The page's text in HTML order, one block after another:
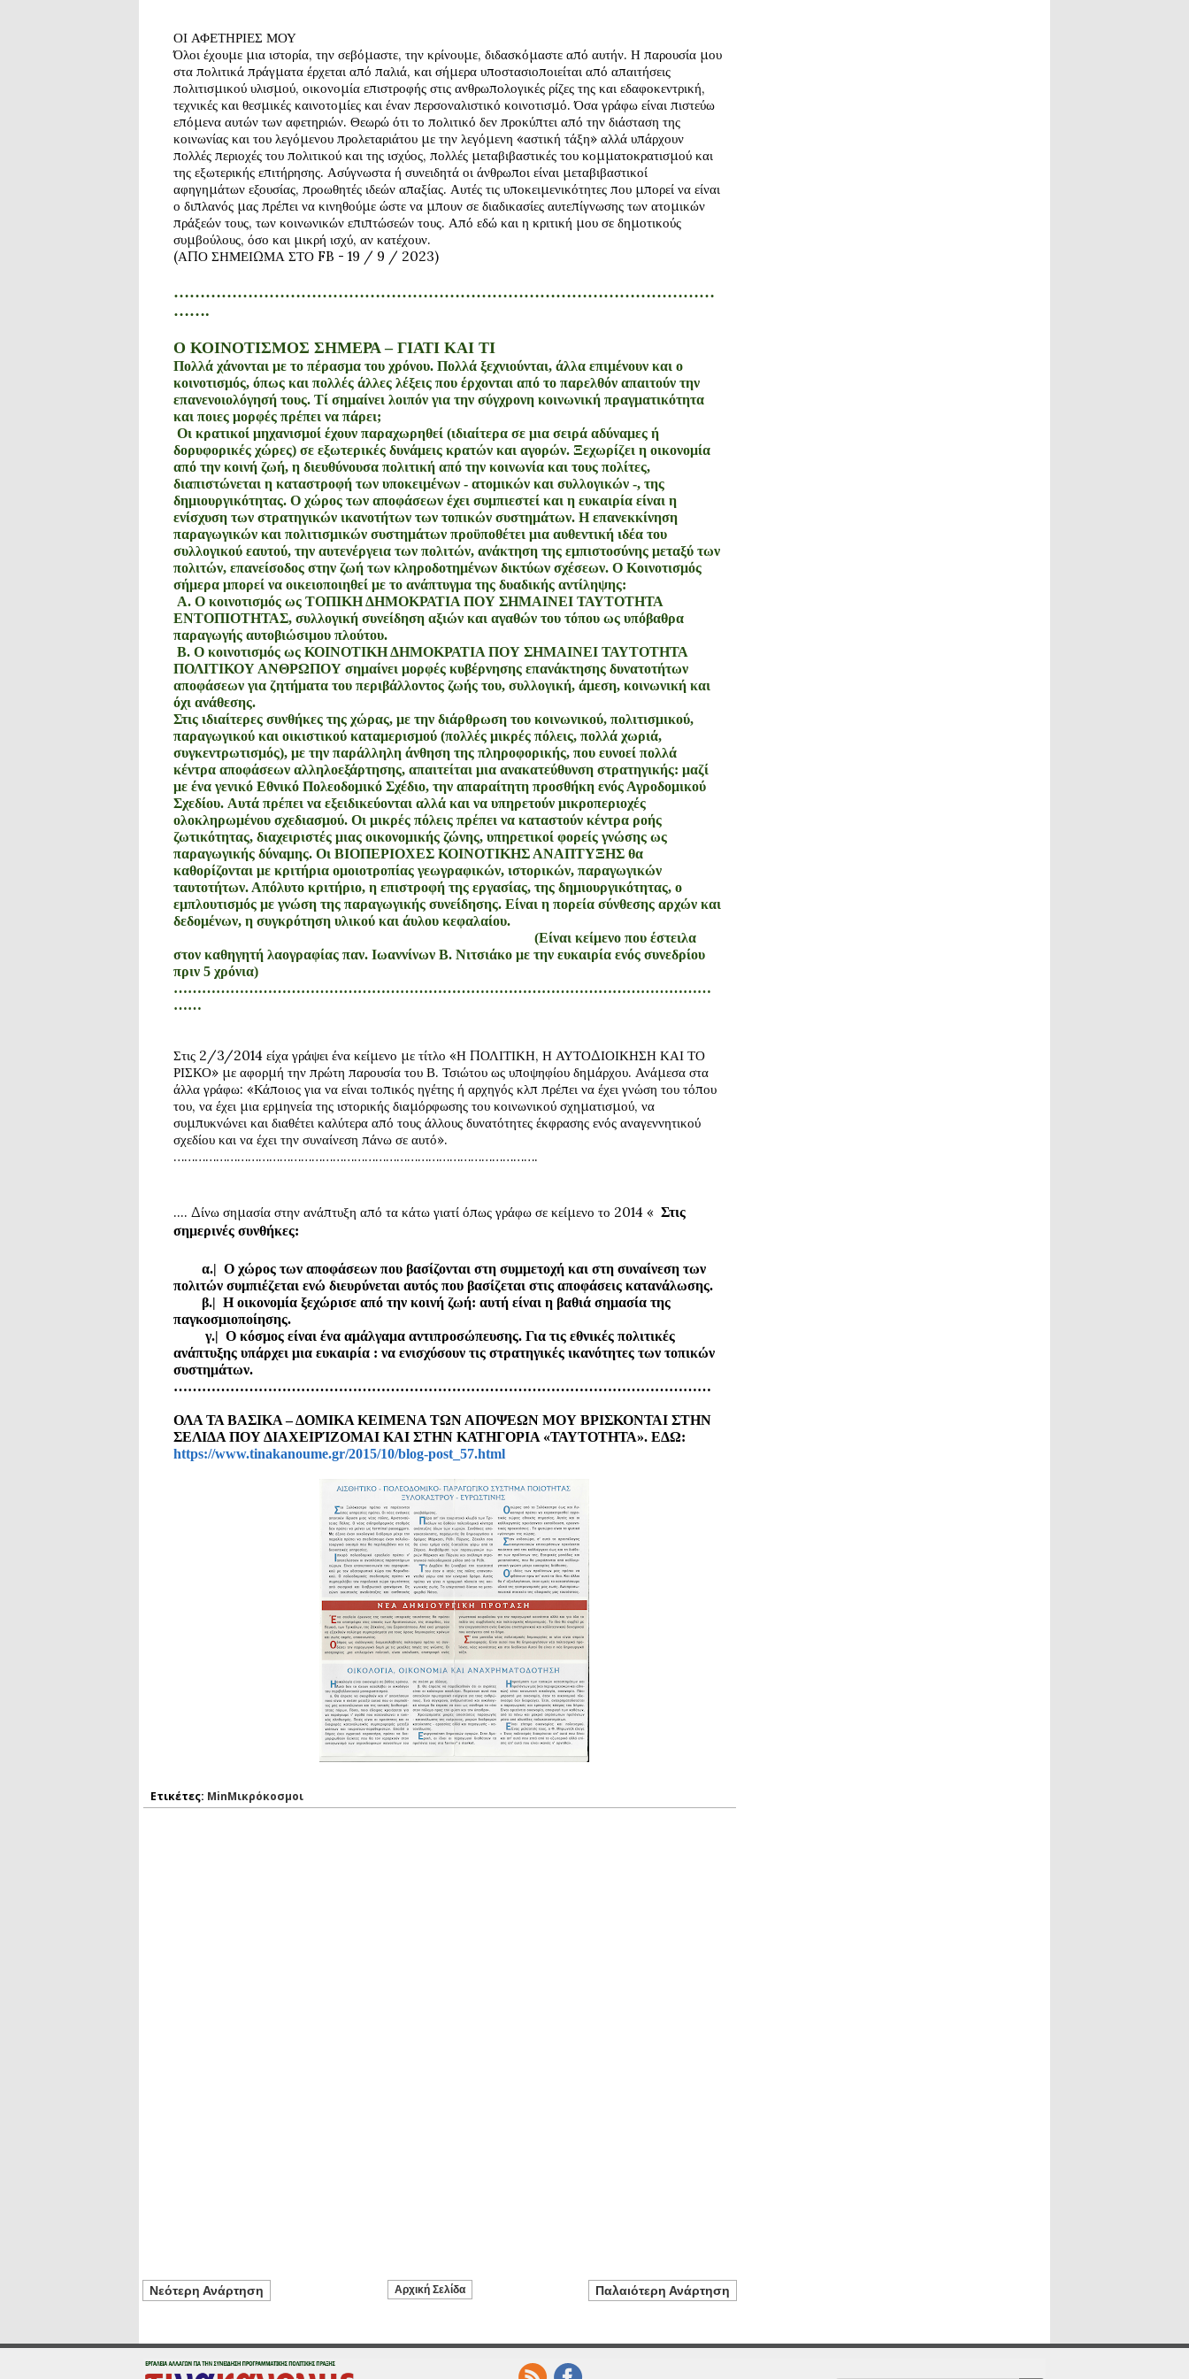
ΟΙ ΑΦΕΤΗΡΙΕΣ ΜΟΥ
Όλοι έχουμε μια ιστορία, την σεβόμαστε, την κρίνουμε, διδασκόμαστε από αυτήν. Η παρουσία μου
στα πολιτικά πράγματα έρχεται από παλιά, και σήμερα υποστασιοποιείται από απαιτήσεις
πολιτισμικού υλισμού, οικονομία επιστροφής στις ανθρωπολογικές ρίζες της και εδαφοκεντρική,
τεχνικές και θεσμικές καινοτομίες και έναν περσοναλιστικό κοινοτισμό. Όσα γράφω είναι πιστεύω
επόμενα αυτών των αφετηριών. Θεωρώ ότι το πολιτικό δεν προκύπτει από την διάσταση της
κοινωνίας και του λεγόμενου προλεταριάτου με την λεγόμενη «αστική τάξη» αλλά υπάρχουν
πολλές περιοχές του πολιτικού και της ισχύος, πολλές μεταβιβαστικές του κομματοκρατισμού και
της εξωτερικής επιτήρησης. Ασύγνωστα ή συνειδητά οι άνθρωποι είναι μεταβιβαστικοί
αφηγημάτων εξουσίας, προωθητές ιδεών απαξίας. Αυτές τις υποκειμενικότητες που μπορεί να είναι
ο διπλανός μας πρέπει να κινηθούμε ώστε να μπουν σε διαδικασίες αυτεπίγνωσης των ατομικών
πράξεών τους, των κοινωνικών επιπτώσεών τους. Από εδώ και η κριτική μου σε δημοτικούς
συμβούλους, όσο και μικρή ισχύ, αν κατέχουν.
(ΑΠΟ ΣΗΜΕΙΩΜΑ ΣΤΟ FB - 19 / 9 / 2023)
…………………………………………………………………………………………
…….
Ο ΚΟΙΝΟΤΙΣΜΟΣ ΣΗΜΕΡΑ – ΓΙΑΤΙ ΚΑΙ ΤΙ
Πολλά χάνονται με το πέρασμα του χρόνου. Πολλά ξεχνιούνται, άλλα επιμένουν και ο
κοινοτισμός, όπως και πολλές άλλες λέξεις που έρχονται από το παρελθόν απαιτούν την
επανενοιολόγησή τους. Τί σημαίνει λοιπόν για την σύγχρονη κοινωνική πραγματικότητα
και ποιες μορφές πρέπει να πάρει;
Οι κρατικοί μηχανισμοί έχουν παραχωρηθεί (ιδιαίτερα σε μια σειρά αδύναμες ή
δορυφορικές χώρες) σε εξωτερικές δυνάμεις κρατών και αγορών. Ξεχωρίζει η οικονομία
από την κοινή ζωή, η διευθύνουσα πολιτική από την κοινωνία και τους πολίτες,
διαπιστώνεται η καταστροφή των υποκειμένων - ατομικών και συλλογικών -, της
δημιουργικότητας. Ο χώρος των αποφάσεων έχει συμπιεστεί και η ευκαιρία είναι η
ενίσχυση των στρατηγικών ικανοτήτων των τοπικών συστημάτων. Η επανεκκίνηση
παραγωγικών και πολιτισμικών συστημάτων προϋποθέτει μια αυθεντική ιδέα του
συλλογικού εαυτού, την αυτενέργεια των πολιτών, ανάκτηση της εμπιστοσύνης μεταξύ των
πολιτών, επανείσοδος στην ζωή των κληροδοτημένων δικτύων σχέσεων. Ο Κοινοτισμός
σήμερα μπορεί να οικειοποιηθεί με το ανάπτυγμα της δυαδικής αντίληψης:
Α. Ο κοινοτισμός ως ΤΟΠΙΚΗ ΔΗΜΟΚΡΑΤΙΑ ΠΟΥ ΣΗΜΑΙΝΕΙ ΤΑΥΤΟΤΗΤΑ
ΕΝΤΟΠΙΟΤΗΤΑΣ, συλλογική συνείδηση αξιών και αγαθών του τόπου ως υπόβαθρα
παραγωγής αυτοβιώσιμου πλούτου.
Β. Ο κοινοτισμός ως ΚΟΙΝΟΤΙΚΗ ΔΗΜΟΚΡΑΤΙΑ ΠΟΥ ΣΗΜΑΙΝΕΙ ΤΑΥΤΟΤΗΤΑ
ΠΟΛΙΤΙΚΟΥ ΑΝΘΡΩΠΟΥ σημαίνει μορφές κυβέρνησης επανάκτησης δυνατοτήτων
αποφάσεων για ζητήματα του περιβάλλοντος ζωής του, συλλογική, άμεση, κοινωνική και
όχι ανάθεσης.
Στις ιδιαίτερες συνθήκες της χώρας, με την διάρθρωση του κοινωνικού, πολιτισμικού,
παραγωγικού και οικιστικού καταμερισμού (πολλές μικρές πόλεις, πολλά χωριά,
συγκεντρωτισμός), με την παράλληλη άνθηση της πληροφορικής, που ευνοεί πολλά
κέντρα αποφάσεων αλληλοεξάρτησης, απαιτείται μια ανακατεύθυνση στρατηγικής: μαζί
με ένα γενικό Εθνικό Πολεοδομικό Σχέδιο, την απαραίτητη προσθήκη ενός Αγροδομικού
Σχεδίου. Αυτά πρέπει να εξειδικεύονται αλλά και να υπηρετούν μικροπεριοχές
ολοκληρωμένου σχεδιασμού. Οι μικρές πόλεις πρέπει να καταστούν κέντρα ροής
ζωτικότητας, διαχειριστές μιας οικονομικής ζώνης, υπηρετικοί φορείς γνώσης ως
παραγωγικής δύναμης. Οι ΒΙΟΠΕΡΙΟΧΕΣ ΚΟΙΝΟΤΙΚΗΣ ΑΝΑΠΤΥΞΗΣ θα
καθορίζονται με κριτήρια ομοιοτροπίας γεωγραφικών, ιστορικών, παραγωγικών
ταυτοτήτων. Απόλυτο κριτήριο, η επιστροφή της εργασίας, της δημιουργικότητας, ο
εμπλουτισμός με γνώση της παραγωγικής συνείδησης. Είναι η πορεία σύνθεσης αρχών και
δεδομένων, η συγκρότηση υλικού και άυλου κεφαλαίου.
(Είναι κείμενο που έστειλα
στον καθηγητή λαογραφίας παν. Ιωαννίνων Β. Νιτσιάκο με την ευκαιρία ενός συνεδρίου
πριν 5 χρόνια)
……………………………………………………………………………………………………
……
Στις 2/3/2014 είχα γράψει ένα κείμενο με τίτλο «Η ΠΟΛΙΤΙΚΗ, Η ΑΥΤΟΔΙΟΙΚΗΣΗ ΚΑΙ ΤΟ
ΡΙΣΚΟ» με αφορμή την πρώτη παρουσία του Β. Τσιώτου ως υποψηφίου δημάρχου. Ανάμεσα στα
άλλα γράφω: «Κάποιος για να είναι τοπικός ηγέτης ή αρχηγός κλπ πρέπει να έχει γνώση του τόπου
του, να έχει μια ερμηνεία της ιστορικής διαμόρφωσης του κοινωνικού σχηματισμού, να
συμπυκνώνει και διαθέτει καλύτερα από τους άλλους δυνατότητες έκφρασης ενός αναγεννητικού
σχεδίου και να έχει την συναίνεση πάνω σε αυτό».
………………………………………………………………………………………….
.... Δίνω σημασία στην ανάπτυξη από τα κάτω γιατί όπως γράφω σε κείμενο το 2014 « Στις
σημερινές συνθήκες:
α.| Ο χώρος των αποφάσεων που βασίζονται στη συμμετοχή και στη συναίνεση των
πολιτών συμπιέζεται ενώ διευρύνεται αυτός που βασίζεται στις αποφάσεις κατανάλωσης.
β.| Η οικονομία ξεχώρισε από την κοινή ζωή: αυτή είναι η βαθιά σημασία της
παγκοσμιοποίησης.
γ.| Ο κόσμος είναι ένα αμάλγαμα αντιπροσώπευσης. Για τις εθνικές πολιτικές
ανάπτυξης υπάρχει μια ευκαιρία : να ενισχύσουν τις στρατηγικές ικανότητες των τοπικών
συστημάτων.
……………………………………………………………………………………………………
ΟΛΑ ΤΑ ΒΑΣΙΚΑ – ΔΟΜΙΚΑ ΚΕΙΜΕΝΑ ΤΩΝ ΑΠΟΨΕΩΝ ΜΟΥ ΒΡΙΣΚΟΝΤΑΙ ΣΤΗΝ
ΣΕΛΙΔΑ ΠΟΥ ΔΙΑΧΕΙΡΊΖΟΜΑΙ ΚΑΙ ΣΤΗΝ ΚΑΤΗΓΟΡΙΑ «ΤΑΥΤΟΤΗΤΑ». ΕΔΩ:
https://www.tinakanoume.gr/2015/10/blog-post_57.html
Ετικέτες: MinΜικρόκοσμοι
Νεότερη Ανάρτηση Παλαιότερη Ανάρτηση
Αρχική Σελίδα